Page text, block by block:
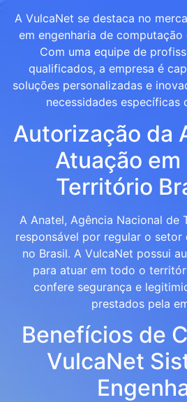
A VulcaNet se destaca no
em engenharia de
Com uma equipe de
qualificados, a empresa é
soluções personalizadas e
necessidades específicas
Autorização da
Atuação em
Território
A Anatel, Agência Nacional de
responsável por regular o setor
no Brasil. A VulcaNet possui
para atuar em todo o
confere segurança e
prestados pela
Benefícios de
VulcaNet